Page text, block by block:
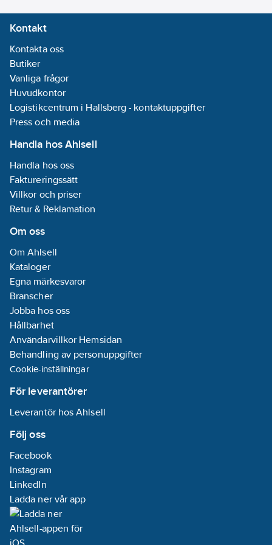
Kontakt
Kontakta oss
Butiker
Vanliga frågor
Huvudkontor
Logistikcentrum i Hallsberg - kontaktuppgifter
Press och media
Handla hos Ahlsell
Handla hos oss
Faktureringssätt
Villkor och priser
Retur & Reklamation
Om oss
Om Ahlsell
Kataloger
Egna märkesvaror
Branscher
Jobba hos oss
Hållbarhet
Användarvillkor Hemsidan
Behandling av personuppgifter
Cookie-inställningar
För leverantörer
Leverantör hos Ahlsell
Följ oss
Facebook
Instagram
LinkedIn
Ladda ner vår app